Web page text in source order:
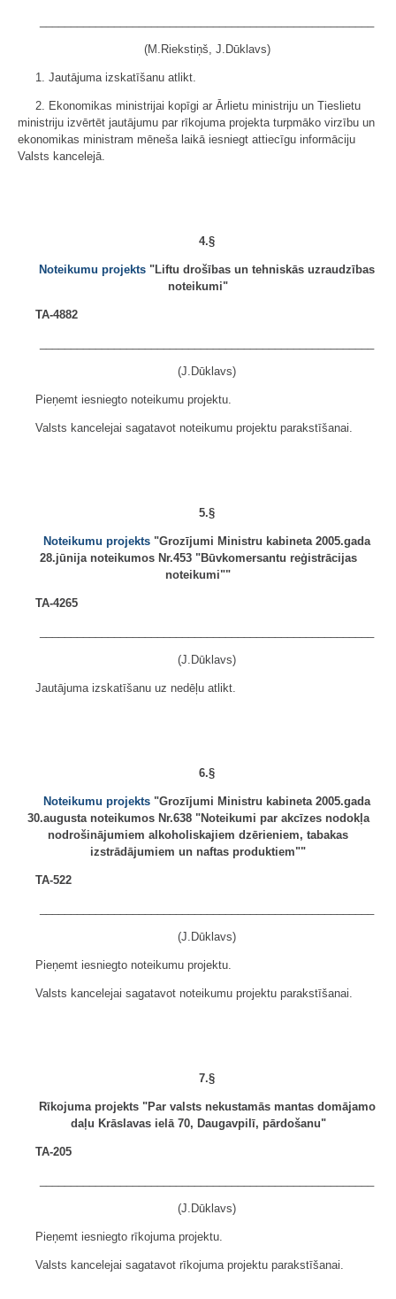
(M.Riekstiņš, J.Dūklavs)
1. Jautājuma izskatīšanu atlikt.
2. Ekonomikas ministrijai kopīgi ar Ārlietu ministriju un Tieslietu
ministriju izvērtēt jautājumu par rīkojuma projekta turpmāko virzību un
ekonomikas ministram mēneša laikā iesniegt attiecīgu informāciju
Valsts kancelejā.
4.§
Noteikumu projekts "Liftu drošības un tehniskās uzraudzības
noteikumi"
TA-4882
(J.Dūklavs)
Pieņemt iesniegto noteikumu projektu.
Valsts kancelejai sagatavot noteikumu projektu parakstīšanai.
5.§
Noteikumu projekts "Grozījumi Ministru kabineta 2005.gada
28.jūnija noteikumos Nr.453 "Būvkomersantu reģistrācijas
noteikumi""
TA-4265
(J.Dūklavs)
Jautājuma izskatīšanu uz nedēļu atlikt.
6.§
Noteikumu projekts "Grozījumi Ministru kabineta 2005.gada
30.augusta noteikumos Nr.638 "Noteikumi par akcīzes nodokļa
nodrošinājumiem alkoholiskajiem dzērieniem, tabakas
izstrādājumiem un naftas produktiem""
TA-522
(J.Dūklavs)
Pieņemt iesniegto noteikumu projektu.
Valsts kancelejai sagatavot noteikumu projektu parakstīšanai.
7.§
Rīkojuma projekts "Par valsts nekustamās mantas domājamo
daļu Krāslavas ielā 70, Daugavpilī, pārdošanu"
TA-205
(J.Dūklavs)
Pieņemt iesniegto rīkojuma projektu.
Valsts kancelejai sagatavot rīkojuma projektu parakstīšanai.